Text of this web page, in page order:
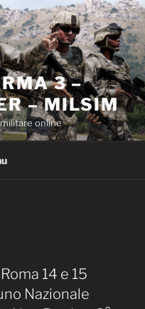
3 –
– MILSIM
online
14 e 15
Nazionale